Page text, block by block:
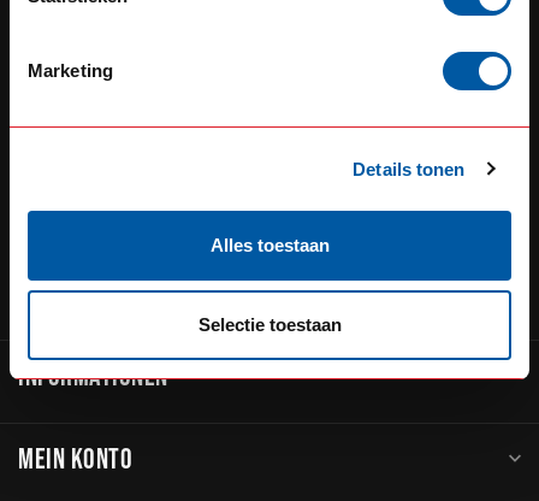
Marketing
Details tonen
Alles toestaan
Selectie toestaan
+31 (0) 348 20 0002
KATEGORIEN
INFORMATIONEN
MEIN KONTO